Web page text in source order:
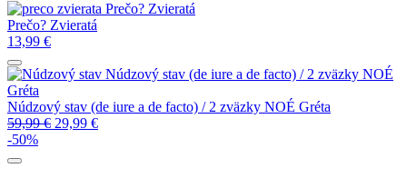
Prečo? Zvieratá
Prečo? Zvieratá
13,99 €
Núdzový stav (de iure a de facto) / 2 zväzky NOÉ
Gréta
Núdzový stav (de iure a de facto) / 2 zväzky NOÉ Gréta
59,99€ 29,99 €
-50%